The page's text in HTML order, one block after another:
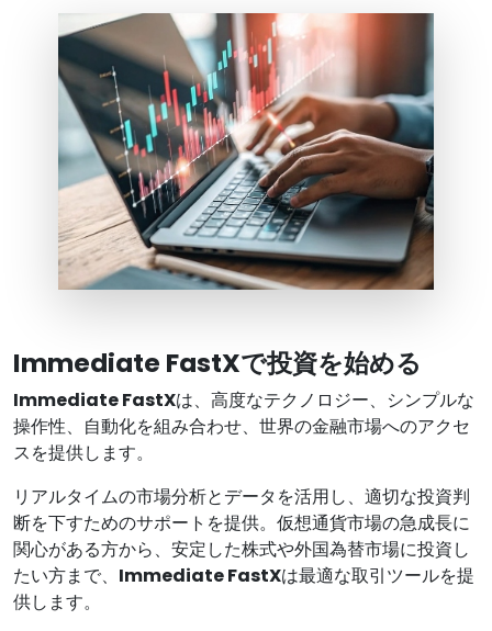
Immediate FastXで投資を始める
Immediate FastXは、高度なテクノロジー、シンプルな
操作性、自動化を組み合わせ、世界の金融市場へのアクセ
スを提供します。
リアルタイムの市場分析とデータを活用し、適切な投資判
断を下すためのサポートを提供。仮想通貨市場の急成長に
関心がある方から、安定した株式や外国為替市場に投資し
たい方まで、 Immediate FastXは最適な取引ツールを提
供します。